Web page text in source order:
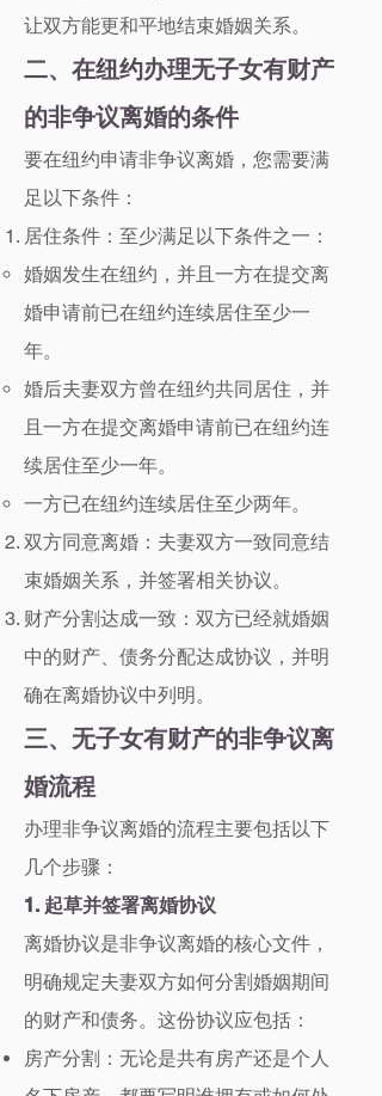
让双方能更和平地结束婚姻关系。
二、在纽约办理无子女有财产
的非争议离婚的条件
要在纽约申请非争议离婚，您需要满
足以下条件：
居住条件：至少满足以下条件之一：
婚姻发生在纽约，并且一方在提交离
婚申请前已在纽约连续居住至少一
年。
婚后夫妻双方曾在纽约共同居住，并
且一方在提交离婚申请前已在纽约连
续居住至少一年。
一方已在纽约连续居住至少两年。
双方同意离婚：夫妻双方一致同意结
束婚姻关系，并签署相关协议。
财产分割达成一致：双方已经就婚姻
中的财产、债务分配达成协议，并明
确在离婚协议中列明。
三、无子女有财产的非争议离
婚流程
办理非争议离婚的流程主要包括以下
几个步骤：
1. 起草并签署离婚协议
离婚协议是非争议离婚的核心文件，
明确规定夫妻双方如何分割婚姻期间
的财产和债务。这份协议应包括：
房产分割：无论是共有房产还是个人